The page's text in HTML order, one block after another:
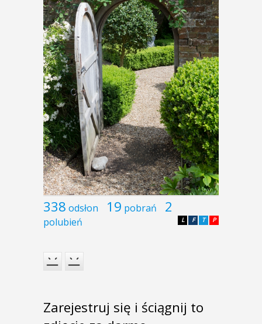
338 odsłon 19 pobrań 2
polubień P
T
F
L
Zarejestruj się i ściągnij to